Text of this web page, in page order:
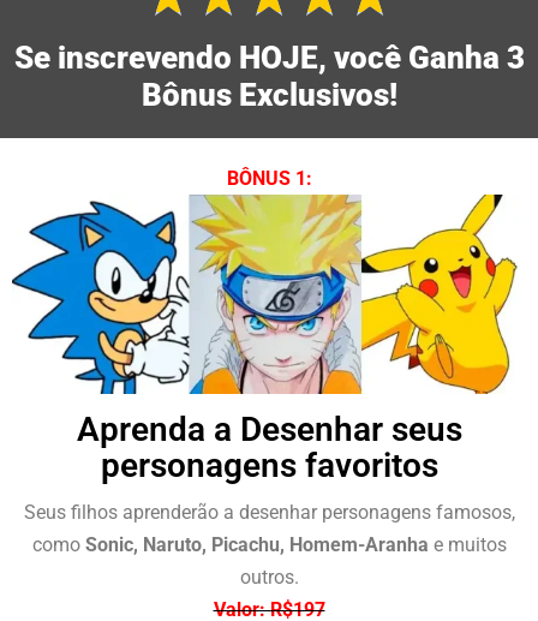
como
5
de
5
Se inscrevendo HOJE, você Ganha 3
Bônus Exclusivos!
BÔNUS 1:
Aprenda a Desenhar seus
personagens favoritos
Seus filhos aprenderão a desenhar personagens famosos,
como Sonic, Naruto, Picachu, Homem-Aranha e muitos
outros.
Valor: R$197